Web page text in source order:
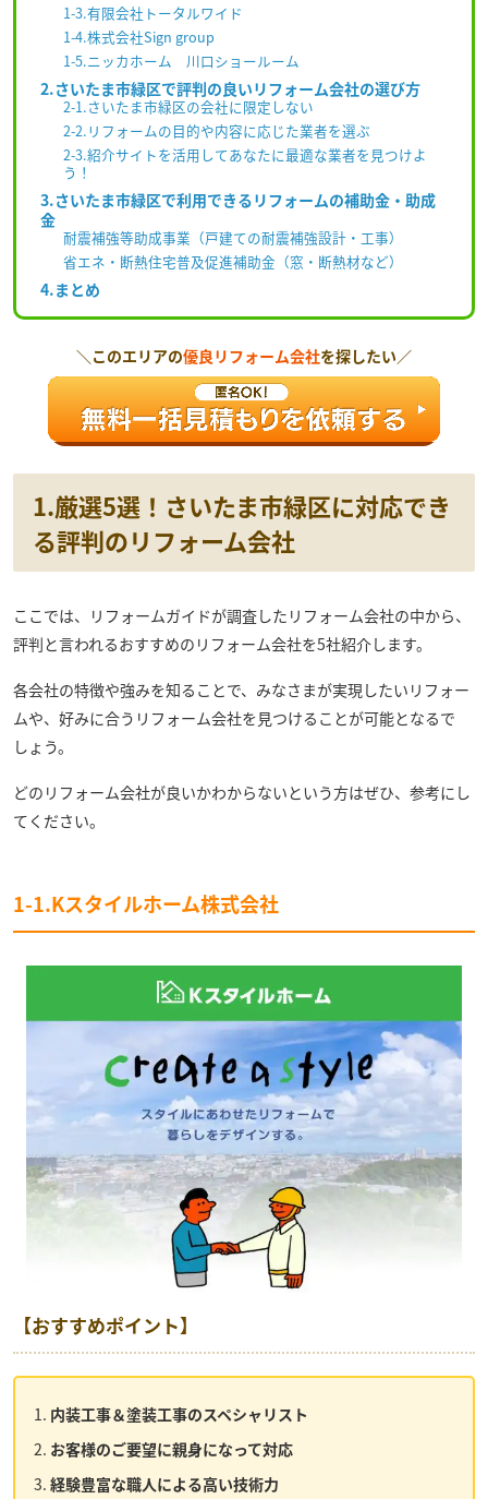
1-3.有限会社トータルワイド
1-4.株式会社Sign group
1-5.ニッカホーム 川口ショールーム
2.さいたま市緑区で評判の良いリフォーム会社の選び方
2-1.さいたま市緑区の会社に限定しない
2-2.リフォームの目的や内容に応じた業者を選ぶ
2-3.紹介サイトを活用してあなたに最適な業者を見つけよ
う！
3.さいたま市緑区で利用できるリフォームの補助金・助成
金
耐震補強等助成事業（戸建ての耐震補強設計・工事）
省エネ・断熱住宅普及促進補助金（窓・断熱材など）
4.まとめ
＼このエリアの優良リフォーム会社を探したい／
1.厳選5選！さいたま市緑区に対応でき
る評判のリフォーム会社
ここでは、リフォームガイドが調査したリフォーム会社の中から、
評判と言われるおすすめのリフォーム会社を5社紹介します。
各会社の特徴や強みを知ることで、みなさまが実現したいリフォー
ムや、好みに合うリフォーム会社を見つけることが可能となるで
しょう。
どのリフォーム会社が良いかわからないという方はぜひ、参考にし
てください。
1-1.Kスタイルホーム株式会社
【おすすめポイント】
内装工事＆塗装工事のスペシャリスト
お客様のご要望に親身になって対応
経験豊富な職人による高い技術力